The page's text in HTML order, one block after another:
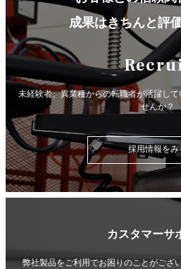
成果はきちんと評
未経験者、異業種からの転職者が活躍して
せんか？
採用情報をみ
カスタマーサ
弊社製品をご利用でお困りのことがござ